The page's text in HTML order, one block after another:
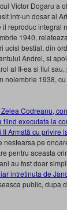
Victor Dogaru a
intr-un dosar al
reproduc integral
1940,
bestial, din
Andrei, si
al II-ea si fiul
noiembrie 1938,
Codreanu,
fiind executata la
Armată cu privire
pe
pentru aceasta
au fost doar
intretinuta de
public, dupa